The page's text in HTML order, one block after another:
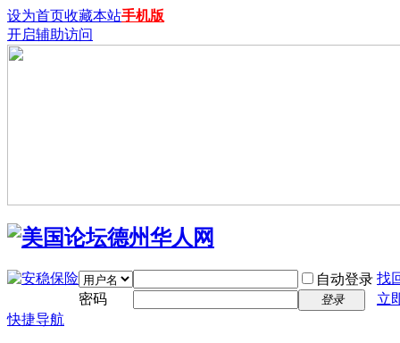
设为首页收藏本站手机版
开启辅助访问
自动登录 找
密码
登录
立
快捷导航